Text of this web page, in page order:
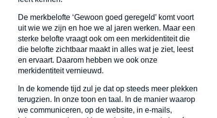
De merkbelofte ‘Gewoon goed geregeld’ komt voort
uit wie we zijn en hoe we al jaren werken. Maar een
sterke belofte vraagt ook om een merkidentiteit die
die belofte zichtbaar maakt in alles wat je ziet, leest
en ervaart. Daarom hebben we ook onze
merkidentiteit vernieuwd.
In de komende tijd zul je dat op steeds meer plekken
terugzien. In onze toon en taal. In de manier waarop
we communiceren, op de website, in e-mails,